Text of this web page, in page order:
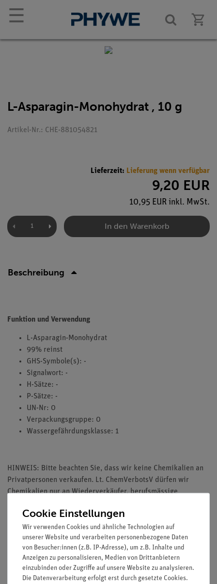
☰
L-Asparagin-Monohydrat , 10 g
Artikel-Nr.: CHE-881054821
Lieferzeit: Lieferung wenn verfügbar
9,20 EUR
10,95 EUR inkl. MwSt.
In den Warenkorb
Beschreibung
Funktion und Verwendung
L-Asparagin-Monohydrat
99% reinst
GHS-Symbole(s): -
Signalwort: -
H-Sätze: -
P-Sätze: -
UN-Nr: 0
Verpackungsgruppe: 0
Wassergefährdungsklasse: 1
HINWEIS: Bitte beachten Sie, dass wir keine Chemikalien an
Privatpersonen verkaufen. Lt. ChemVerbotsV dürfen wir
Chemikalien nur an Wiederverkäufer, berufsmässige
Lehranstalten abgeben.
Media / Downloads
Cookie Einstellungen
Wir verwenden Cookies und ähnliche Technologien auf
unserer Website und verarbeiten personenbezogene Daten
von Besucher:innen (z.B. IP-Adresse), um z.B. Inhalte und
Anzeigen zu personalisieren, Medien von Drittanbietern
einzubinden oder Zugriffe auf unsere Website zu analysieren.
Die Datenverarbeitung erfolgt erst durch gesetzte Cookies.